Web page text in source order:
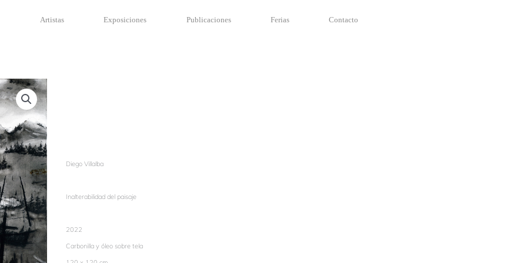
Artistas Exposiciones Publicaciones Ferias Contacto
Diego Villalba
Inalterabilidad del paisaje
2022
Carbonilla y óleo sobre tela